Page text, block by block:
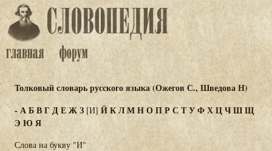
Толковый словарь русского языка (Ожегов С., Шведова Н)
-АБВГДЕЖЗ [И] ЙКЛМНОПРС ТУФХЦЧШЩ
Э Ю Я
Слова на букву "И"